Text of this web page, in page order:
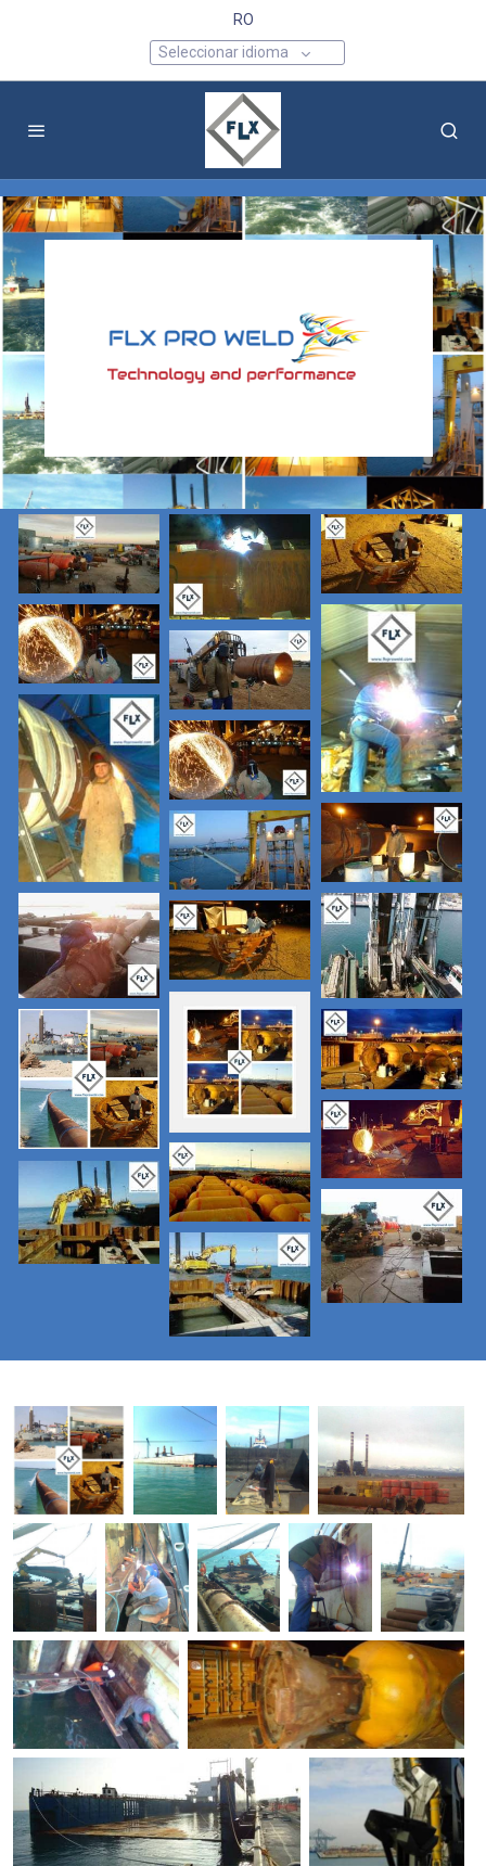
RO
Seleccionar idioma